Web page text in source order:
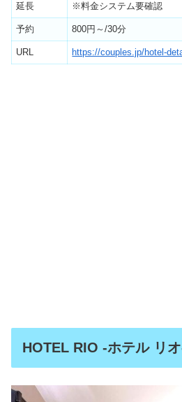
延長 ※料金システム要確認
予約 800円～/30分
URL https://couples.jp/hotel-
HOTEL RIO -ホテル リ